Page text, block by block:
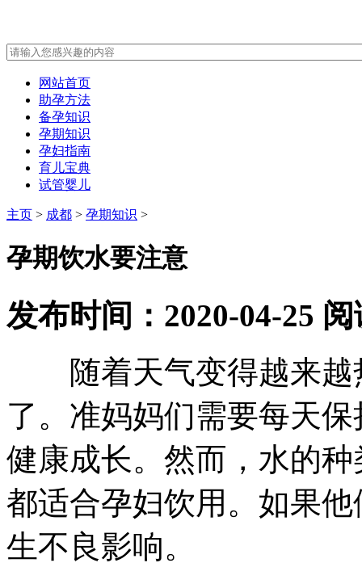
网站首页
助孕方法
备孕知识
孕期知识
孕妇指南
育儿宝典
试管婴儿
主页 > 成都 > 孕期知识 >
孕期饮水要注意
发布时间：2020-04-25
随着天气变得越来越
了。准妈妈们需要每天
健康成长。然而，水的
都适合孕妇饮用。如果
生不良影响。